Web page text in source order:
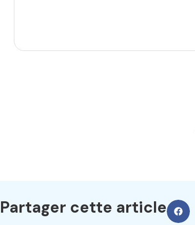
Partager cette article